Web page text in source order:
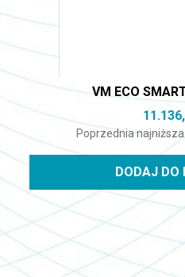
VM ECO
Poprzednia
DODAJ DO